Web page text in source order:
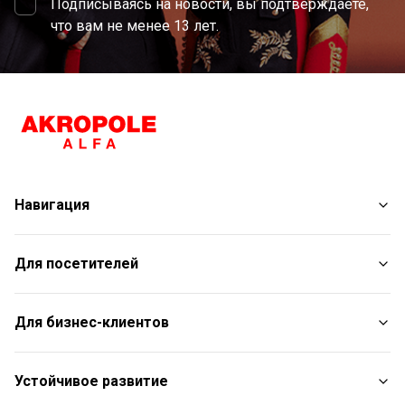
Подписываясь на новости, вы подтверждаете,
что вам не менее 13 лет.
Навигация
Услуги
Развлечения
Рестораны
Для посетителей
С животными
Контакты
Aкции
Для бизнес-клиентов
Подарочная карта для юридических лиц
Устойчивое развитие